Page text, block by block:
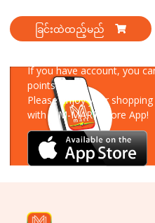
ခြင်းထဲထည့်မည်
If you have account, you
points!
Please enjoy your
with MM-MART Store App!